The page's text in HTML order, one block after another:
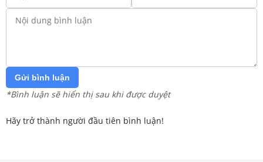
Gửi bình luận
*Bình luận sẽ hiển thị sau khi được duyệt
Hãy trở thành người đầu tiên bình luận!